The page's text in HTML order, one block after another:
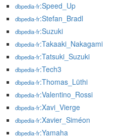
dbpedia-fr:Speed_Up
dbpedia-fr:Stefan_Bradl
dbpedia-fr:Suzuki
dbpedia-fr:Takaaki_Nakagami
dbpedia-fr:Tatsuki_Suzuki
dbpedia-fr:Tech3
dbpedia-fr:Thomas_Lüthi
dbpedia-fr:Valentino_Rossi
dbpedia-fr:Xavi_Vierge
dbpedia-fr:Xavier_Siméon
dbpedia-fr:Yamaha